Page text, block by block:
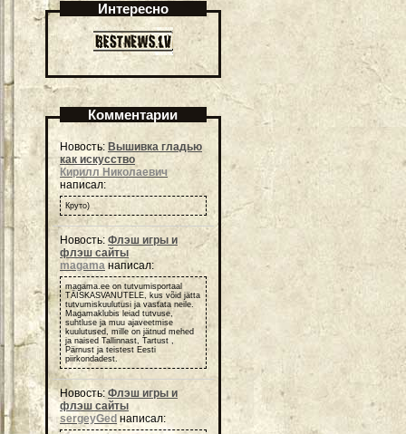
Интересно
Комментарии
Новость: Вышивка гладью
как искусство
Кирилл Николаевич
написал:
Круто)
Новость: Флэш игры и
флэш сайты
magama написал:
magama.ee on tutvumisportaal
TÄISKASVANUTELE, kus võid jätta
tutvumiskuulutusi ja vastata neile.
Magamaklubis leiad tutvuse,
suhtluse ja muu ajaveetmise
kuulutused, mille on jätnud mehed
ja naised Tallinnast, Tartust ,
Pärnust ja teistest Eesti
piirkondadest.
Новость:Флэш игры и
флэш сайты
sergeyGed написал: